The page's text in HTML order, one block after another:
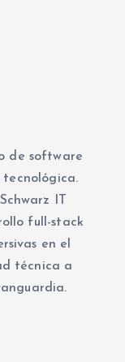
de software
IT
full-stack
en el
técnica a